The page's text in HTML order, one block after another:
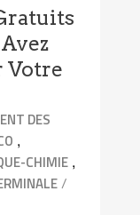
Votre
DES
,
CHIMIE ,
/